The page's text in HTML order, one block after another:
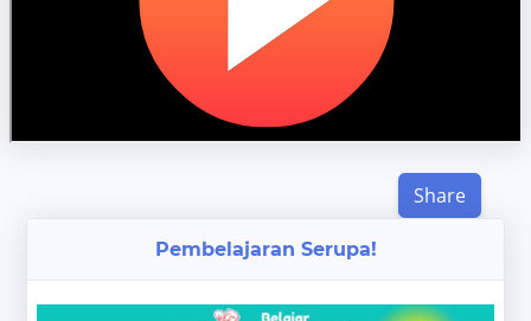
Share
Pembelajaran Serupa!